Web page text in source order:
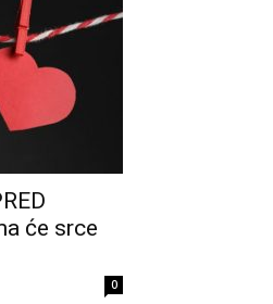
će srce
0